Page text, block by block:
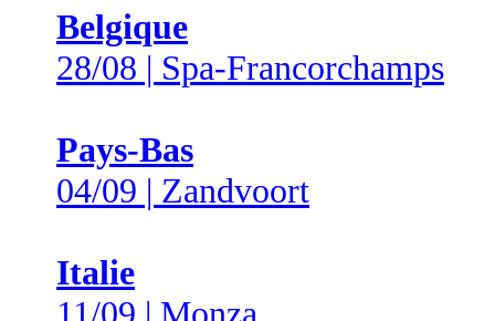
Belgique
28/08 | Spa-Francorchamps
Pays-Bas
04/09 | Zandvoort
Italie